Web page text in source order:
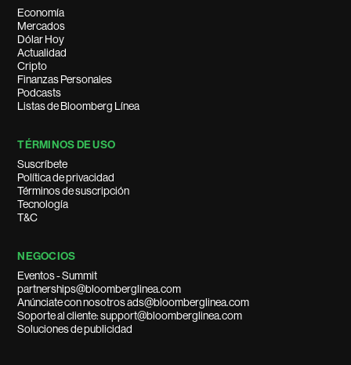
Economía
Mercados
Dólar Hoy
Actualidad
Cripto
Finanzas Personales
Podcasts
Listas de Bloomberg Línea
TÉRMINOS DE USO
Suscríbete
Política de privacidad
Términos de suscripción
Tecnología
T&C
NEGOCIOS
Eventos - Summit
partnerships@bloomberglinea.com
Anúnciate con nosotros ads@bloomberglinea.com
Soporte al cliente: support@bloomberglinea.com
Soluciones de publicidad